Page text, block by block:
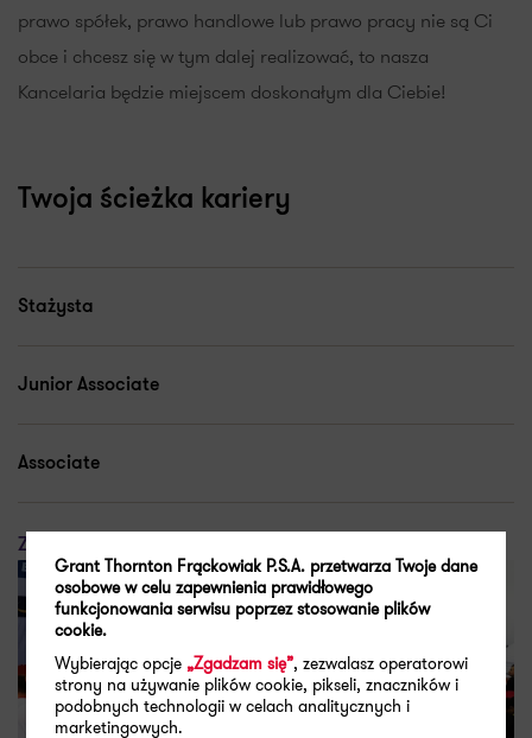
prawo spółek, prawo handlowe lub prawo pracy nie są Ci
obce i chcesz się w tym dalej realizować, to nasza
Kancelaria będzie miejscem doskonałym dla Ciebie!
Twoja ścieżka kariery
Stażysta
Junior Associate
Associate
Zobacz pozostałe (4)
Grant Thornton Frąckowiak P.S.A. przetwarza Twoje dane
osobowe w celu zapewnienia prawidłowego
funkcjonowania serwisu poprzez stosowanie plików
cookie.
Wybierając opcje„Zgadzam się”, zezwalasz operatorowi
strony na używanie plików cookie, pikseli, znaczników i
podobnych technologii w celach analitycznych i
marketingowych.